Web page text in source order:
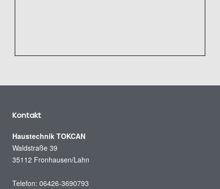
Kontakt
Haustechnik TOKCAN
Waldstraße 39
35112 Fronhausen/Lahn
Telefon: 06426-3690793